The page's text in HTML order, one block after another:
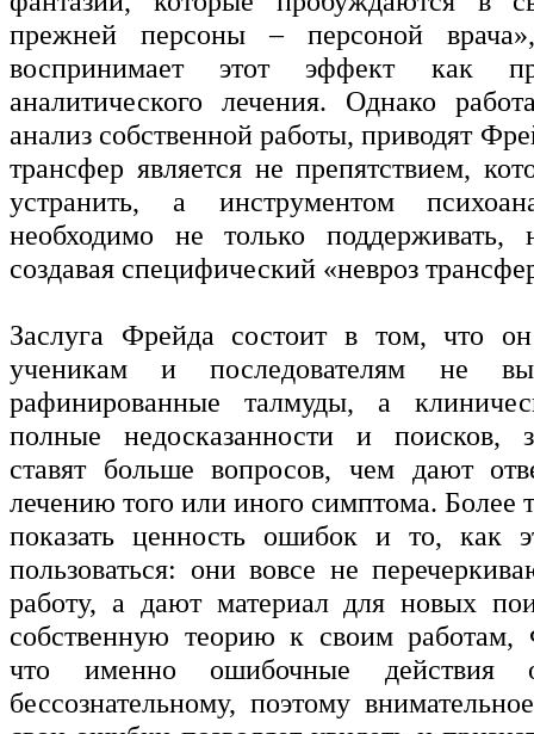
прежней персоны – персоной
воспринимает этот эффект как
аналитического лечения. Однако
анализ собственной работы, приводят
трансфер является не препятствием,
устранить, а инструментом
необходимо не только поддерживать,
создавая специфический «невроз
Заслуга Фрейда состоит в том, что
ученикам и последователям не
рафинированные талмуды, а
полные недосказанности и поисков,
ставят больше вопросов, чем дают
лечению того или иного симптома. Более
показать ценность ошибок и то, как
пользоваться: они вовсе не
работу, а дают материал для новых
собственную теорию к своим
что именно ошибочные действия
бессознательному, поэтому